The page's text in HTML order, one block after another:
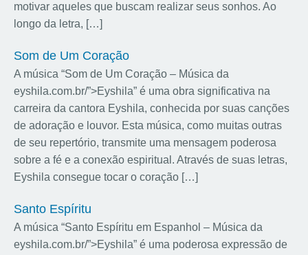
motivar aqueles que buscam realizar seus sonhos. Ao
longo da letra, […]
Som de Um Coração
A música “Som de Um Coração – Música da
eyshila.com.br/”>Eyshila” é uma obra significativa na
carreira da cantora Eyshila, conhecida por suas canções
de adoração e louvor. Esta música, como muitas outras
de seu repertório, transmite uma mensagem poderosa
sobre a fé e a conexão espiritual. Através de suas letras,
Eyshila consegue tocar o coração […]
Santo Espíritu
A música “Santo Espíritu em Espanhol – Música da
eyshila.com.br/”>Eyshila” é uma poderosa expressão de